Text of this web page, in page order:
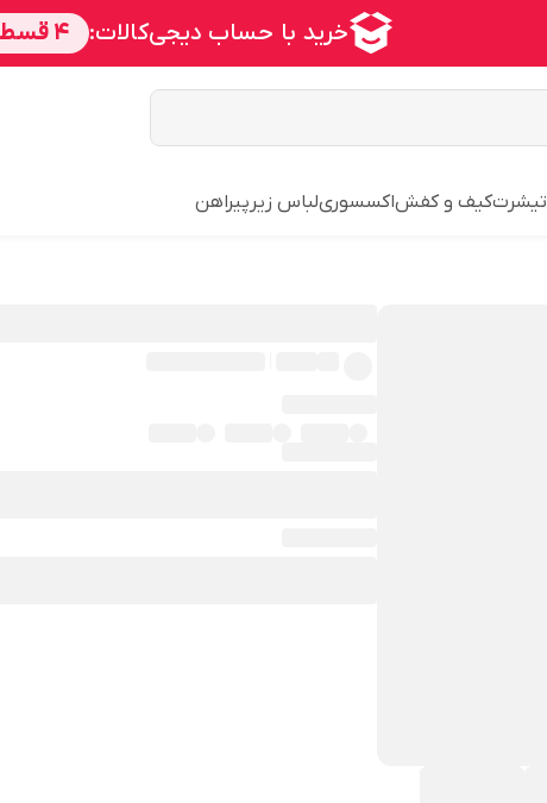
تیشرتکیف و کفشاکسسوریلباس زیر پیراهن